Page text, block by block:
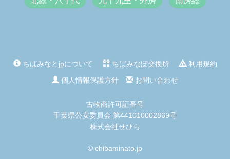
ちばみなとjpについて ちばみなぽ交換所
利用規約
個人情報保護方針
お問い合わせ
古物商許可証番号
千葉県公安委員会 第441010002869号
株式会社せひら
© chibaminato.jp